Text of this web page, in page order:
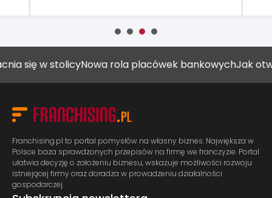
stolicyNowa rola placówek bankowychJak otworzyć
Franchising.pl to portal pomysłów na własny biznes. Największa w
Polsce baza sprawdzonych przepisów na firmę we franczyzie. Portal
ułatwia decyzję o założeniu biznesu, wskazuje możliwości rozwoju
istniejącej firmy oraz doradza w prowadzeniu działalności
gospodarczej.